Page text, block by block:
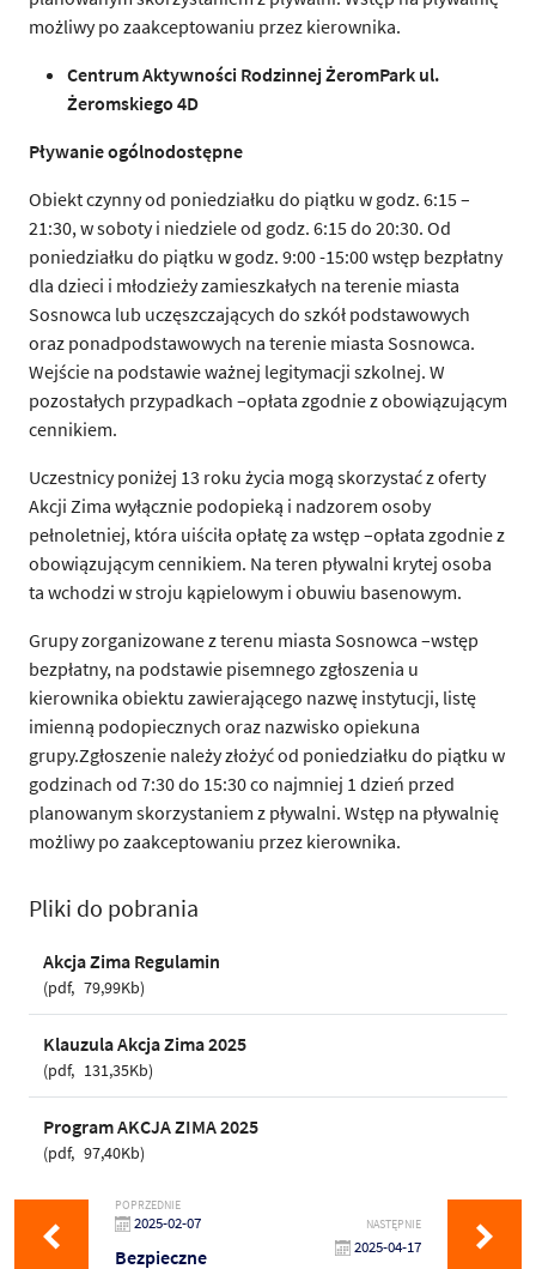
możliwy po zaakceptowaniu przez kierownika.
Centrum Aktywności RodzinnejŻeromPark ul.
Żeromskiego 4D
Pływanie ogólnodostępne
Obiekt czynny od poniedziałku do piątku w godz. 6:15 –
21:30, w soboty i niedziele od godz. 6:15 do 20:30. Od
poniedziałku do piątku w godz. 9:00 -15:00 wstęp bezpłatny
dla dzieci i młodzieży zamieszkałych na terenie miasta
Sosnowca lub uczęszczających do szkół podstawowych
oraz ponadpodstawowych na terenie miasta Sosnowca.
Wejście na podstawie ważnej legitymacji szkolnej. W
pozostałych przypadkach –opłata zgodnie z obowiązującym
cennikiem.
Uczestnicy poniżej 13 roku życia mogą skorzystać z oferty
Akcji Zima wyłącznie podopieką i nadzorem osoby
pełnoletniej, która uiściła opłatę za wstęp –opłata zgodnie z
obowiązującym cennikiem. Na teren pływalni krytej osoba
ta wchodzi w stroju kąpielowym i obuwiu basenowym.
Grupy zorganizowane z terenu miasta Sosnowca –wstęp
bezpłatny, na podstawie pisemnego zgłoszenia u
kierownika obiektu zawierającego nazwę instytucji, listę
imienną podopiecznych oraz nazwisko opiekuna
grupy.Zgłoszenie należy złożyć od poniedziałku do piątku w
godzinach od 7:30 do 15:30 co najmniej 1 dzień przed
planowanym skorzystaniem z pływalni. Wstęp na pływalnię
możliwy po zaakceptowaniu przez kierownika.
Pliki do pobrania
Akcja Zima Regulamin
pdf 79,99Kb
Klauzula Akcja Zima 2025
pdf 131,35Kb
Program AKCJA ZIMA 2025
pdf 97,40Kb
POPRZEDNIE
2025-02-07
Bezpieczne
NASTĘPNIE
2025-04-17